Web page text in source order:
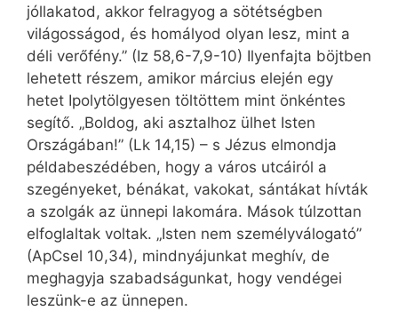
jóllakatod, akkor felragyog a sötétségben
világosságod, és homályod olyan lesz, mint a
déli verőfény.” (Iz 58,6-7,9-10) Ilyenfajta böjtben
lehetett részem, amikor március elején egy
hetet Ipolytölgyesen töltöttem mint önkéntes
segítő. „Boldog, aki asztalhoz ülhet Isten
Országában!” (Lk 14,15) – s Jézus elmondja
példabeszédében, hogy a város utcáiról a
szegényeket, bénákat, vakokat, sántákat hívták
a szolgák az ünnepi lakomára. Mások túlzottan
elfoglaltak voltak. „Isten nem személyválogató”
(ApCsel 10,34), mindnyájunkat meghív, de
meghagyja szabadságunkat, hogy vendégei
leszünk-e az ünnepen.